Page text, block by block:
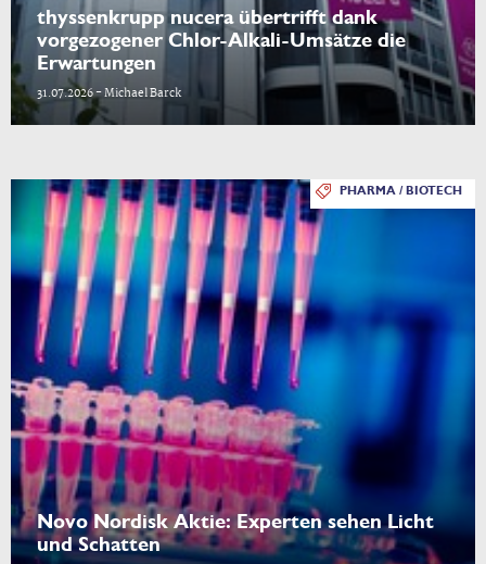
thyssenkrupp nucera übertrifft dank
vorgezogener Chlor-Alkali-Umsätze die
Erwartungen
31.07.2026 - Michael Barck
PHARMA / BIOTECH
Novo Nordisk Aktie: Experten sehen Licht
und Schatten